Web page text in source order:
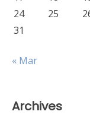
24
25
31
« Mar
Archives